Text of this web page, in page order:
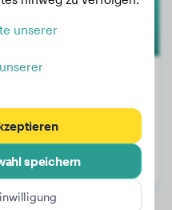
4 Jahre
unserer
speichern